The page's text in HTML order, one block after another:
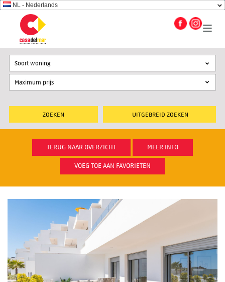
NL - Nederlands
UITGEBREID ZOEKEN
Soort woning
TERUG NAAR OVERZICHT MEER INFO
VOEG TOE AAN FAVORIETEN